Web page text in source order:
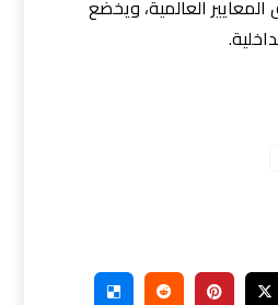
العالمية، ويخضع